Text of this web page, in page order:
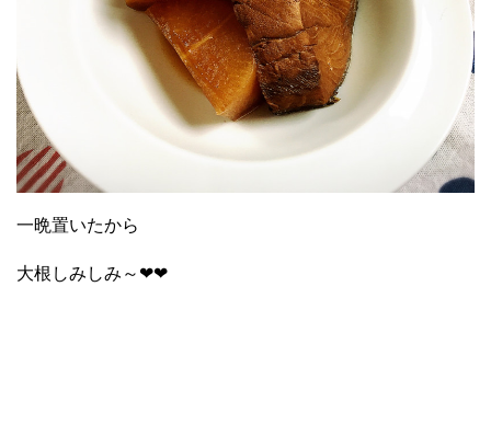
一晩置いたから
大根しみしみ～❤❤